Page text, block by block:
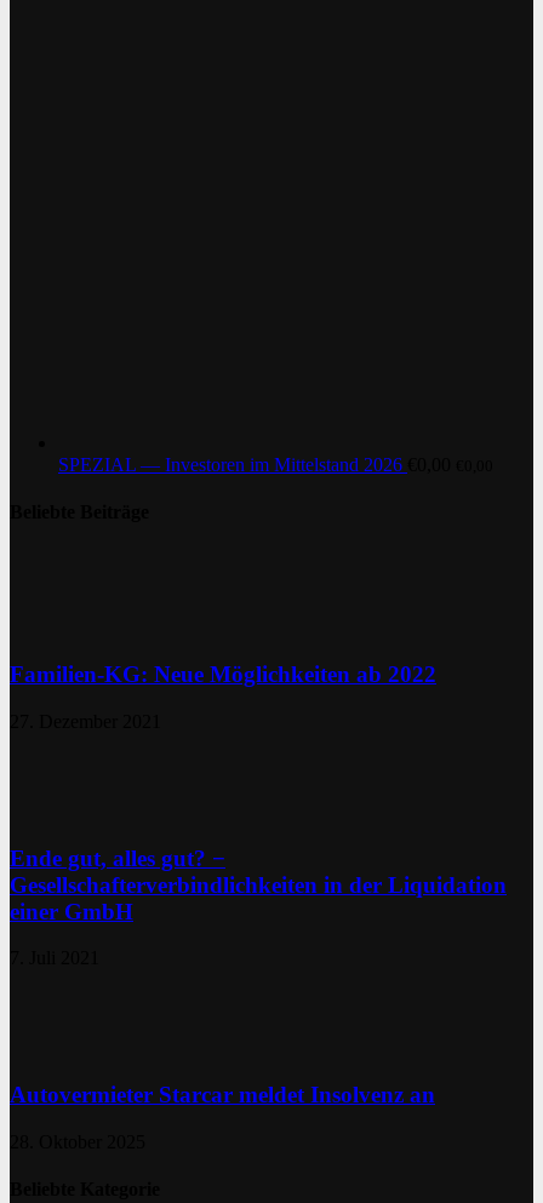
SPEZIAL — Investoren im Mittelstand 2026
Familien-KG: Neue Möglichkeiten ab 2022
Ende gut, alles gut? −
Gesellschafterverbindlichkeiten in der Liquidation
einer GmbH
Autovermieter Starcar meldet Insolvenz an